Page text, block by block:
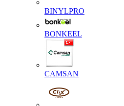
BINYLPRO
BONKEEL
CAMSAN